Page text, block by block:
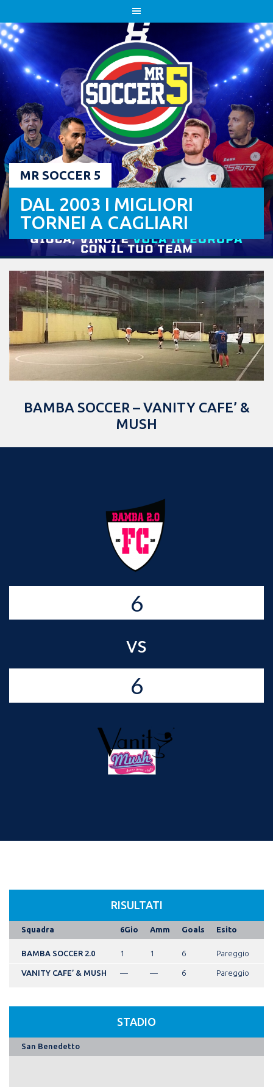
to
content
MR SOCCER 5
DAL 2003 I MIGLIORI
TORNEI A CAGLIARI
BAMBA SOCCER – VANITY CAFE’ &
MUSH
6
vs
6
RISULTATI
Squadra 6Gio Amm Goals Esito
BAMBA SOCCER 2.0 1 1 6 Pareggio
VANITY CAFE’ & MUSH — — 6 Pareggio
STADIO
San Benedetto